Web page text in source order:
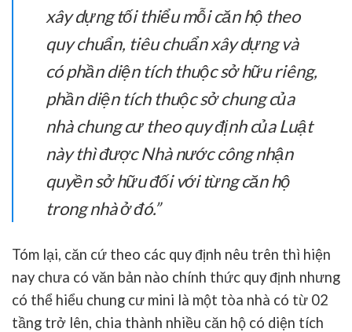
xây dựng tối thiểu mỗi căn hộ theo
quy chuẩn, tiêu chuẩn xây dựng và
có phần diện tích thuộc sở hữu riêng,
phần diện tích thuộc sở chung của
nhà chung cư theo quy định của Luật
này thì được Nhà nước công nhận
quyền sở hữu đối với từng căn hộ
trong nhà ở đó.”
Tóm lại, căn cứ theo các quy định nêu trên thì hiện
nay chưa có văn bản nào chính thức quy định nhưng
có thể hiểu chung cư mini là một tòa nhà có từ 02
tầng trở lên, chia thành nhiều căn hộ có diện tích